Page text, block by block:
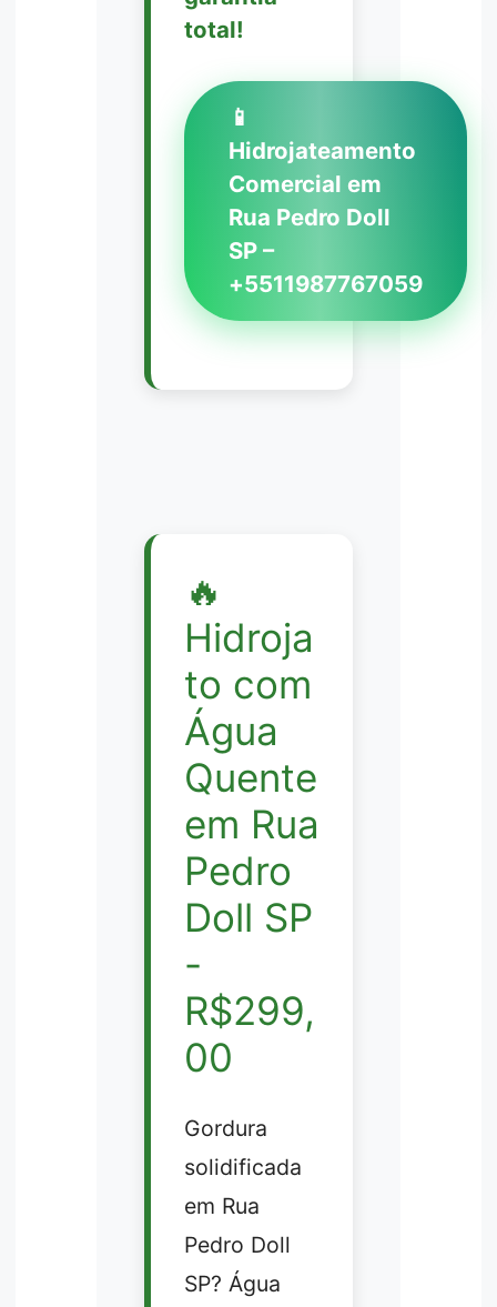
total!
📱
Hidrojateamento
Comercial em
Rua Pedro Doll
SP –
+5511987767059
🔥
Hidroja
to com
Água
Quente
em Rua
Pedro
Doll SP
-
R$299,
00
Gordura
solidificada
em Rua
Pedro Doll
SP? Água